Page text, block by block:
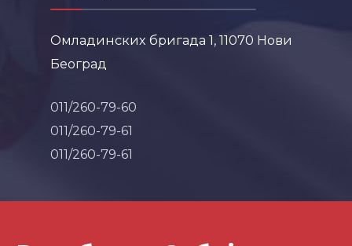
Омладинских бригада 1, 11070 Нови
Београд
011/260-79-60
011/260-79-61
011/260-79-61